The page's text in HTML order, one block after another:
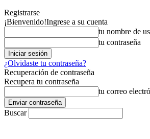
Registrarse
¡Bienvenido!Ingrese a su cuenta
tu nombre de
tu contraseña
¿Olvidaste tu contraseña?
Recuperación de contraseña
Recupera tu contraseña
tu correo
Buscar